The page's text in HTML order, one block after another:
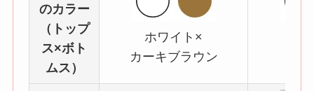
のカラー
（トップ
ス×ボト
ムス）
ホワイト×
カーキブラウン